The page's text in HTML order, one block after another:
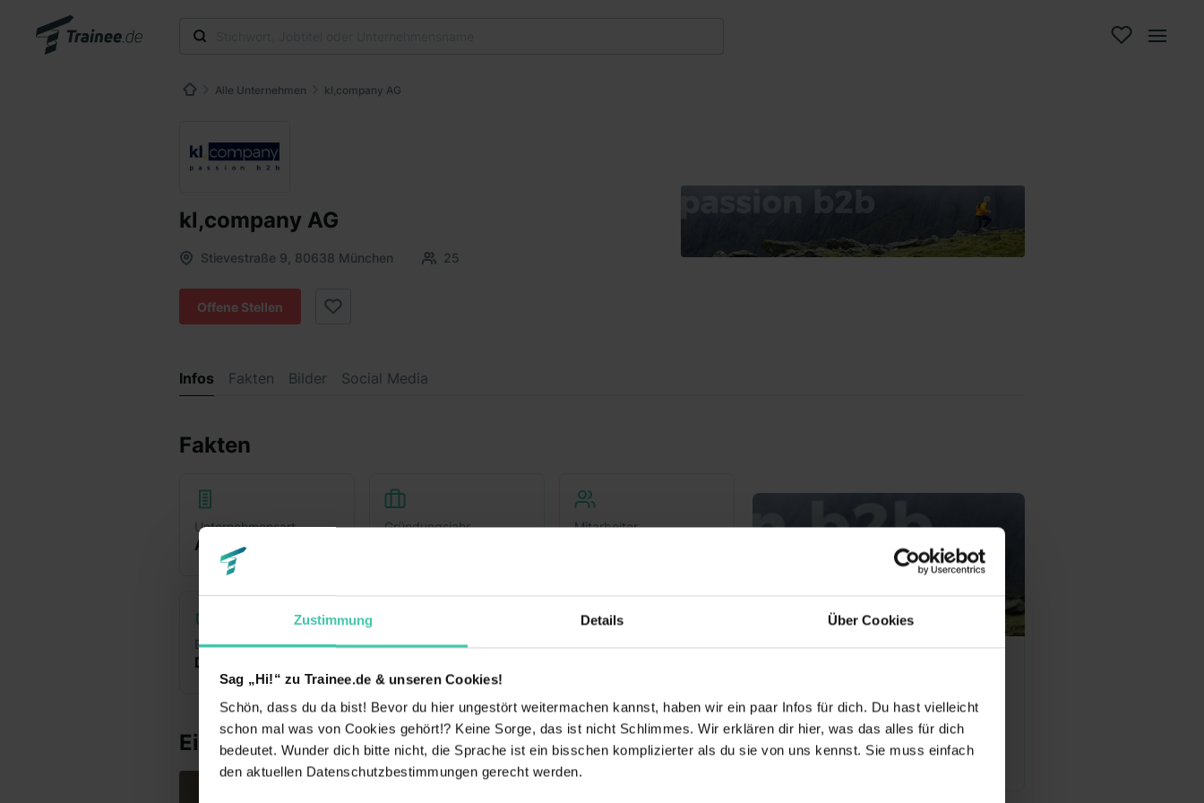
Zustimmung Details Über Cookies
Sag „Hi!“ zu Trainee.de & unseren Cookies!
Schön, dass du da bist! Bevor du hier ungestört weitermachen kannst, haben wir ein paar Infos für dich. Du hast vielleicht
schon mal was von Cookies gehört!? Keine Sorge, das ist nicht Schlimmes. Wir erklären dir hier, was das alles für dich
bedeutet. Wunder dich bitte nicht, die Sprache ist ein bisschen komplizierter als du sie von uns kennst. Sie muss einfach
den aktuellen Datenschutzbestimmungen gerecht werden.
Alle Unternehmen kl,company AG
kl,company AG
Stievestraße 9, 80638 München 25
Offene Stellen
Infos Fakten Bilder Social Media
Fakten
Unternehmensart
Agentur
Gründungsjahr Mitarbeiter
Branche
Einblicke ins Unternehmen
München 25
Offene Stellen